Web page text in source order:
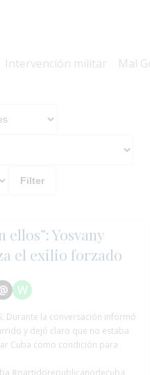
militar Mal
Filter
ellos”: Yosvany
el exilio forzado
Durante la conversación informó
y dejó claro que no estaba
Cuba como condición para